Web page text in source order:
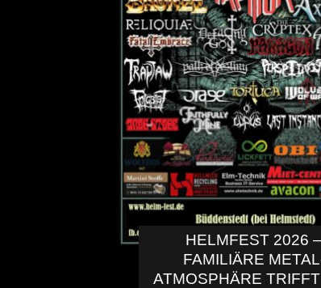
HELMFEST 2026 –
FAMILIÄRE
ATMOSPHÄRE
DICK BRAVE
ZWEIMAL